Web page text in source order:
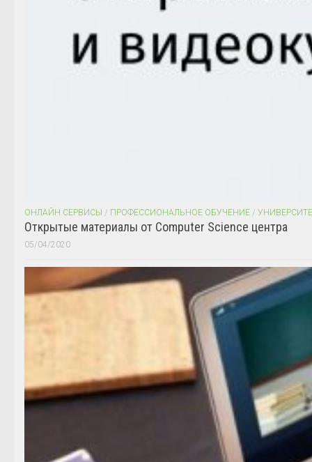
ОНЛАЙН СЕРВИСЫ / ПРОФЕССИОНАЛЬНОЕ ОБУЧЕНИЕ /
Открытые материалы от Computer Science центра
05/04/2020